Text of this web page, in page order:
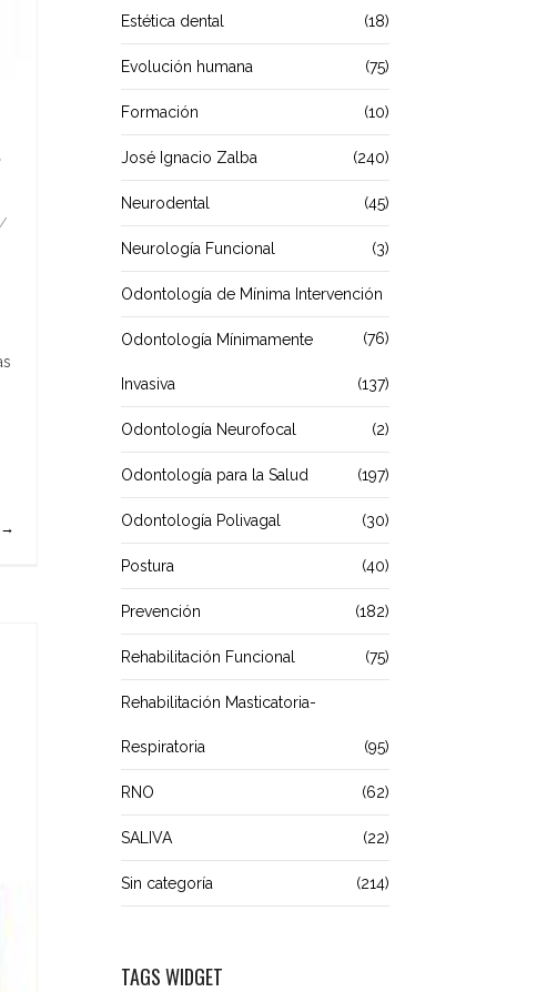
→
Estética dental (18)
Evolución humana (75)
Formación (10)
José Ignacio Zalba (240)
Neurodental (45)
Neurología Funcional (3)
Odontología de Mínima Intervención
(76)
Odontología Mínimamente
Invasiva (137)
Odontología Neurofocal (2)
Odontología para la Salud (197)
Odontología Polivagal (30)
Postura (40)
Prevención (182)
Rehabilitación Funcional (75)
Rehabilitación Masticatoria-
Respiratoria (95)
RNO (62)
SALIVA (22)
Sin categoría (214)
TAGS WIDGET